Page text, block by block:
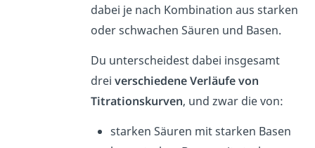
dabei je nach Kombination aus starken
oder schwachen Säuren und Basen.
Du unterscheidest dabei insgesamt
dreiverschiedene Verläufe von
Titrationskurven, und zwar die von:
starken Säuren mit starken Basen